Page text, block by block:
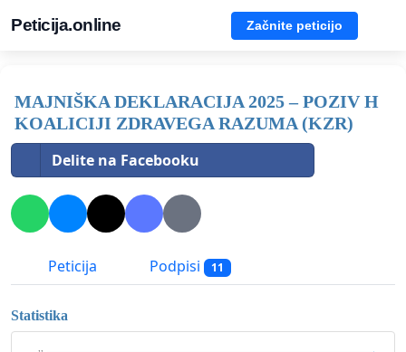
Peticija.online Začnite peticijo
MAJNIŠKA DEKLARACIJA 2025 – POZIV H
KOALICIJI ZDRAVEGA RAZUMA (KZR)
Delite na Facebooku
Peticija Podpisi 11
Statistika